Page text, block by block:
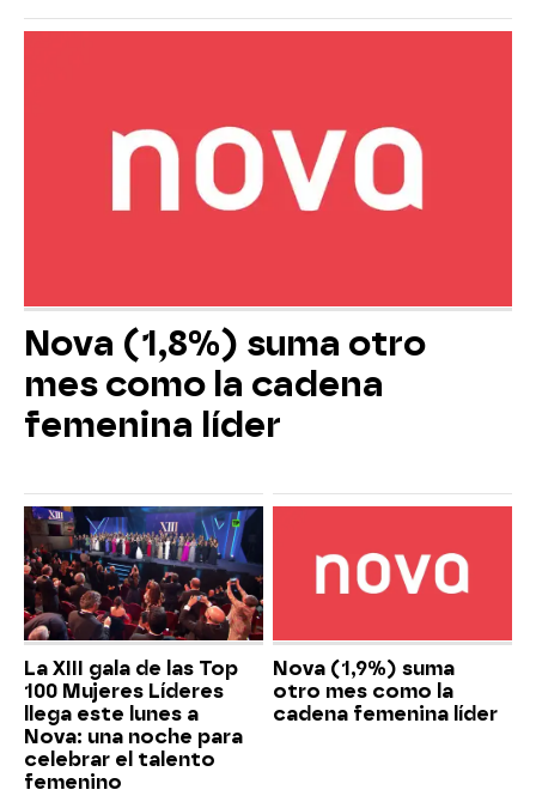
Nova (1,8%) suma otro
mes como la cadena
femenina líder
La XIII gala de las Top
100 Mujeres Líderes
llega este lunes a
Nova: una noche para
celebrar el talento
femenino
Nova (1,9%) suma
otro mes como la
cadena femenina líder